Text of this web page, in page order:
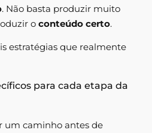
. Não basta produzir muito
o conteúdo certo.
estratégias que realmente
para cada etapa da
um caminho antes de